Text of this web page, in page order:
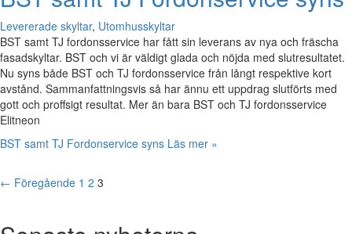
Levererade skyltar, Utomhusskyltar
BST samt TJ fordonsservice har fått sin leverans av nya och fräscha
fasadskyltar. BST och vi är väldigt glada och nöjda med slutresultatet.
Nu syns både BST och TJ fordonsservice från långt respektive kort
avstånd. Sammanfattningsvis så har ännu ett uppdrag slutförts med
gott och proffsigt resultat. Mer än bara BST och TJ fordonsservice
Elitneon
BST samt TJ Fordonservice syns Läs mer »
← Föregående 1 2 3